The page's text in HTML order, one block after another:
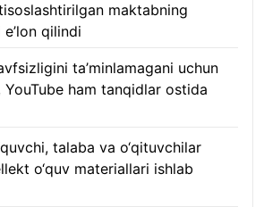
maktabning
qilindi
ta’minlamagani uchun
ham tanqidlar ostida
talaba va o‘qituvchilar
o‘quv materiallari ishlab